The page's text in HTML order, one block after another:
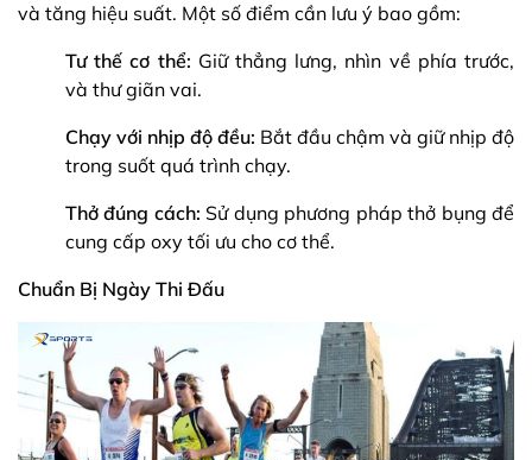
và tăng hiệu suất. Một số điểm cần lưu ý bao gồm:
Tư thế cơ thể: Giữ thẳng lưng, nhìn về phía trước,
và thư giãn vai.
Chạy với nhịp độ đều: Bắt đầu chậm và giữ nhịp độ
trong suốt quá trình chạy.
Thở đúng cách: Sử dụng phương pháp thở bụng để
cung cấp oxy tối ưu cho cơ thể.
Chuẩn Bị Ngày Thi Đấu